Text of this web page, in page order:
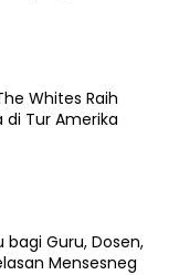
Whites Raih
Tur Amerika
bagi Guru, Dosen,
Mensesneg